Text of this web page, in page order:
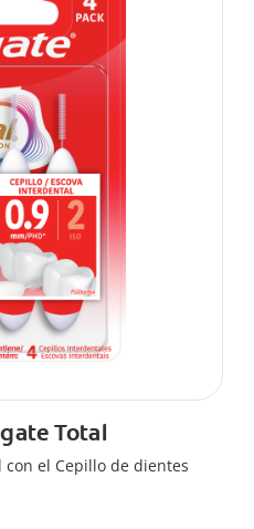
Total
el Cepillo de dientes